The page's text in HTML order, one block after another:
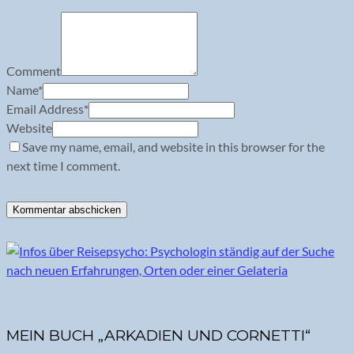
Comment
Name*
Email Address*
Website
Save my name, email, and website in this browser for the
next time I comment.
MEIN BUCH „ARKADIEN UND CORNETTI“